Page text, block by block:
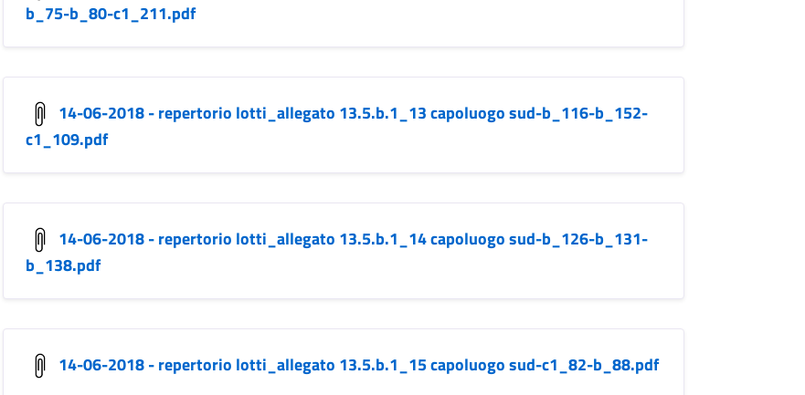
b_75-b_80-c1_211.pdf
14-06-2018 - repertorio lotti_allegato 13.5.b.1_13 capoluogo sud-b_116-b_152-
c1_109.pdf
14-06-2018 - repertorio lotti_allegato 13.5.b.1_14 capoluogo sud-b_126-b_131-
b_138.pdf
14-06-2018 - repertorio lotti_allegato 13.5.b.1_15 capoluogo sud-c1_82-b_88.pdf